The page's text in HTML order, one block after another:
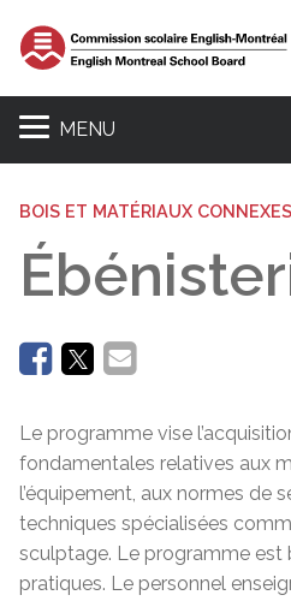
MENU
BOIS ET MATÉRIAUX CONNEXES
Le programme vise
fondamentales relatives aux
l’équipement, aux normes de
techniques spécialisées
sculptage. Le programme est
pratiques. Le personnel